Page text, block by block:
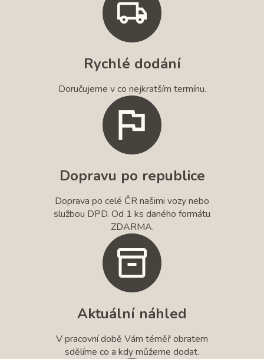
Rychlé dodání
Doručujeme v co nejkratším termínu.
Dopravu po republice
Doprava po celé ČR našimi vozy nebo
službou DPD. Od 1 ks daného formátu
ZDARMA.
Aktuální náhled
V pracovní době Vám téměř obratem
sdělíme co a kdy můžeme dodat.